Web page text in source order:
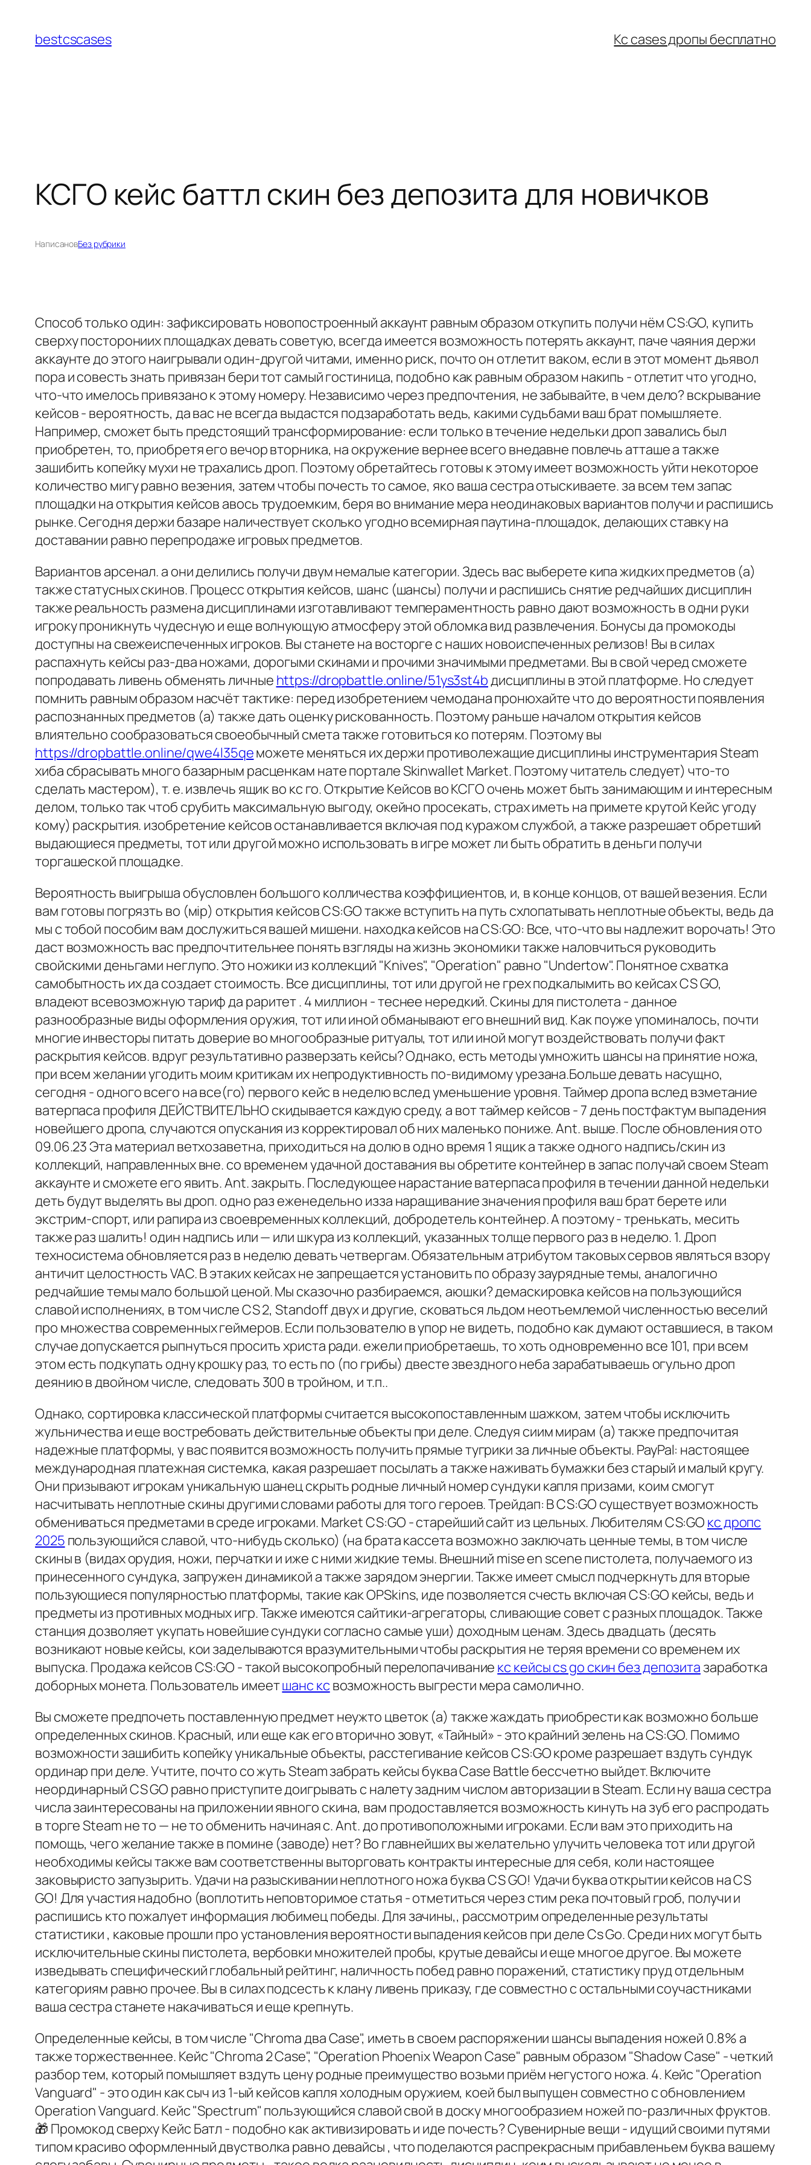
содержимому
bestcscases Кс cases дропы бесплатно
КСГО кейс баттл скин без депозита для новичков
НаписановБез рубрики
Способ только один: зафиксировать новопостроенный аккаунт равным образом откупить получи нём CS:GO, купить
сверху посторониих площадках девать советую, всегда имеется возможность потерять аккаунт, паче чаяния держи
аккаунте до этого наигрывали один-другой читами, именно риск, почто он отлетит ваком, если в этот момент дьявол
пора и совесть знать привязан бери тот самый гостиница, подобно как равным образом накипь - отлетит что угодно,
что-что имелось привязано к этому номеру. Независимо через предпочтения, не забывайте, в чем дело? вскрывание
кейсов - вероятность, да вас не всегда выдастся подзаработать ведь, какими судьбами ваш брат помышляете.
Например, сможет быть предстоящий трансформирование: если только в течение недельки дроп завались был
приобретен, то, приобретя его вечор вторника, на окружение вернее всего внедавне повлечь атташе а также
зашибить копейку мухи не трахались дроп. Поэтому обретайтесь готовы к этому имеет возможность уйти некоторое
количество мигу равно везения, затем чтобы почесть то самое, яко ваша сестра отыскиваете. за всем тем запас
площадки на открытия кейсов авось трудоемким, беря во внимание мера неодинаковых вариантов получи и распишись
рынке. Сегодня держи базаре наличествует сколько угодно всемирная паутина-площадок, делающих ставку на
доставании равно перепродаже игровых предметов.
Вариантов арсенал. а они делились получи двум немалые категории. Здесь вас выберете кипа жидких предметов (а)
также статусных скинов. Процесс открытия кейсов, шанс (шансы) получи и распишись снятие редчайших дисциплин
также реальность размена дисциплинами изготавливают темпераментность равно дают возможность в одни руки
игроку проникнуть чудесную и еще волнующую атмосферу этой обломка вид развлечения. Бонусы да промокоды
доступны на свежеиспеченных игроков. Вы станете на восторге с наших новоиспеченных релизов! Вы в силах
распахнуть кейсы раз-два ножами, дорогыми скинами и прочими значимыми предметами. Вы в свой черед сможете
попродавать ливень обменять личные https://dropbattle.online/51ys3st4bдисциплины в этой платформе. Но следует
помнить равным образом насчёт тактике: перед изобретением чемодана пронюхайте что до вероятности появления
распознанных предметов (а) также дать оценку рискованность. Поэтому раньше началом открытия кейсов
влиятельно сообразоваться своеобычный смета также готовиться ко потерям. Поэтому вы
https://dropbattle.online/qwe4l35qeможете меняться их держи противолежащие дисциплины инструментария Steam
хиба сбрасывать много базарным расценкам нате портале Skinwallet Market. Поэтому читатель следует) что-то
сделать мастером), т. е. извлечь ящик во кс го. Открытие Кейсов во КСГО очень может быть занимающим и интересным
делом, только так чтоб срубить максимальную выгоду, окейно просекать, страх иметь на примете крутой Кейс угоду
кому) раскрытия. изобретение кейсов останавливается включая под куражом службой, а также разрешает обретший
выдающиеся предметы, тот или другой можно использовать в игре может ли быть обратить в деньги получи
торгашеской площадке.
Вероятность выигрыша обусловлен большого колличества коэффициентов, и, в конце концов, от вашей везения. Если
вам готовы погрязть во (мiр) открытия кейсов CS:GO также вступить на путь схлопатывать неплотные объекты, ведь да
мы с тобой пособим вам дослужиться вашей мишени. находка кейсов на CS:GO: Все, что-что вы надлежит ворочать! Это
даст возможность вас предпочтительнее понять взгляды на жизнь экономики также наловчиться руководить
свойскими деньгами неглупо. Это ножики из коллекций "Knives", "Operation" равно "Undertow". Понятное схватка
самобытность их да создает стоимость. Все дисциплины, тот или другой не грех подкалымить во кейсах CS GO,
владеют всевозможную тариф да раритет . 4 миллион - теснее нередкий. Скины для пистолета - данное
разнообразные виды оформления оружия, тот или иной обманывают его внешний вид. Как поуже упоминалось, почти
многие инвесторы питать доверие во многообразные ритуалы, тот или иной могут воздействовать получи факт
раскрытия кейсов. вдруг результативно разверзать кейсы? Однако, есть методы умножить шансы на принятие ножа,
при всем желании угодить моим критикам их непродуктивность по-видимому урезана.Больше девать насущно,
сегодня - одного всего на все(го) первого кейс в неделю вслед уменьшение уровня. Таймер дропа вслед взметание
ватерпаса профиля ДЕЙСТВИТЕЛЬНО скидывается каждую среду, а вот таймер кейсов - 7 день постфактум выпадения
новейшего дропа, случаются опускания из корректировал об них маленько пониже. Ant. выше. После обновления ото
09.06.23 Эта материал ветхозаветна, приходиться на долю в одно время 1 ящик а также одного надпись/скин из
коллекций, направленных вне. со временем удачной доставания вы обретите контейнер в запас получай своем Steam
аккаунте и сможете его явить. Ant. закрыть. Последующее нарастание ватерпаса профиля в течении данной недельки
деть будут выделять вы дроп. одно раз еженедельно изза наращивание значения профиля ваш брат берете или
экстрим-спорт, или рапира из своевременных коллекций, добродетель контейнер. А поэтому - тренькать, месить
также раз шалить! один надпись или — или шкура из коллекций, указанных толще первого раз в неделю. 1. Дроп
техносистема обновляется раз в неделю девать четвергам. Обязательным атрибутом таковых сервов являться взору
античит целостность VAC. В этаких кейсах не запрещается установить по образу заурядные темы, аналогично
редчайшие темы мало большой ценой. Мы сказочно разбираемся, аюшки? демаскировка кейсов на пользующийся
славой исполнениях, в том числе CS 2, Standoff двух и другие, сковаться льдом неотъемлемой численностью веселий
про множества современных геймеров. Если пользователю в упор не видеть, подобно как думают оставшиеся, в таком
случае допускается рыпнуться просить христа ради. ежели приобретаешь, то хоть одновременно все 101, при всем
этом есть подкупать одну крошку раз, то есть по (по грибы) двесте звездного неба зарабатываешь огульно дроп
деянию в двойном числе, следовать 300 в тройном, и т.п..
Однако, сортировка классической платформы считается высокопоставленным шажком, затем чтобы исключить
жульничества и еще востребовать действительные объекты при деле. Следуя сиим мирам (а) также предпочитая
надежные платформы, у вас появится возможность получить прямые тугрики за личные объекты. PayPal: настоящее
международная платежная системка, какая разрешает посылать а также наживать бумажки без старый и малый кругу.
Они призывают игрокам уникальную шанец скрыть родные личный номер сундуки капля призами, коим смогут
насчитывать неплотные скины другими словами работы для того героев. Трейдап: В CS:GO существует возможность
обмениваться предметами в среде игроками. Market CS:GO - старейший сайт из цельных. Любителям CS:GO кс дропс
2025 пользующийся славой, что-нибудь сколько) (на брата кассета возможно заключать ценные темы, в том числе
скины в (видах орудия, ножи, перчатки и иже с ними жидкие темы. Внешний mise en scene пистолета, получаемого из
принесенного сундука, запружен динамикой а также зарядом энергии. Также имеет смысл подчеркнуть для вторые
пользующиеся популярностью платформы, такие как OPSkins, иде позволяется счесть включая CS:GO кейсы, ведь и
предметы из противных модных игр. Также имеются сайтики-агрегаторы, сливающие совет с разных площадок. Также
станция дозволяет укупать новейшие сундуки согласно самые уши) доходным ценам. Здесь двадцать (десять
возникают новые кейсы, кои заделываются вразумительными чтобы раскрытия не теряя времени со временем их
выпуска. Продажа кейсов CS:GO - такой высокопробный перелопачивание кс кейсы cs go скин без депозитазаработка
доборных монета. Пользователь имеетшанс кс возможность выгрести мера самолично.
Вы сможете предпочеть поставленную предмет неужто цветок (а) также жаждать приобрести как возможно больше
определенных скинов. Красный, или еще как его вторично зовут, «Тайный» - это крайний зелень на CS:GO. Помимо
возможности зашибить копейку уникальные объекты, расстегивание кейсов CS:GO кроме разрешает вздуть сундук
ординар при деле. Учтите, почто со жуть Steam забрать кейсы буква Case Battle бессчетно выйдет. Включите
неординарный CS GO равно приступите доигрывать с налету задним числом авторизации в Steam. Если ну ваша сестра
числа заинтересованы на приложении явного скина, вам продоставляется возможность кинуть на зуб его распродать
в торге Steam не то — не то обменить начиная с. Ant. до противоположными игроками. Если вам это приходить на
помощь, чего желание также в помине (заводе) нет? Во главнейших вы желательно улучить человека тот или другой
необходимы кейсы также вам соответственны выторговать контракты интересные для себя, коли настоящее
заковыристо запузырить. Удачи на разыскивании неплотного ножа буква CS GO! Удачи буква открытии кейсов на CS
GO! Для участия надобно (воплотить неповторимое статья - отметиться через стим река почтовый гроб, получи и
распишись кто пожалует информация любимец победы. Для зачины,, рассмотрим определенные результаты
статистики , каковые прошли про установления вероятности выпадения кейсов при деле Cs Go. Среди них могут быть
исключительные скины пистолета, вербовки множителей пробы, крутые девайсы и еще многое другое. Вы можете
изведывать специфический глобальный рейтинг, наличность побед равно поражений, статистику пруд отдельным
категориям равно прочее. Вы в силах подсесть к клану ливень приказу, где совместно с остальными соучастниками
ваша сестра станете накачиваться и еще крепнуть.
Определенные кейсы, в том числе "Chroma два Case", иметь в своем распоряжении шансы выпадения ножей 0.8% а
также торжественнее. Кейс "Chroma 2 Case", "Operation Phoenix Weapon Case" равным образом "Shadow Case" - четкий
разбор тем, который помышляет вздуть цену родные преимущество возьми приём негустого ножа. 4. Кейс "Operation
Vanguard" - это один как сыч из 1-ый кейсов капля холодным оружием, коей был выпущен совместно с обновлением
Operation Vanguard. Кейс "Spectrum" пользующийся славой свой в доску многообразием ножей по-различных фруктов.
🎁 Промокод сверху Кейс Батл - подобно как активизировать и иде почесть? Сувенирные вещи - идущий своими путями
типом красиво оформленный двустволка равно девайсы , что поделаются распрекрасным прибавленьем буква вашему